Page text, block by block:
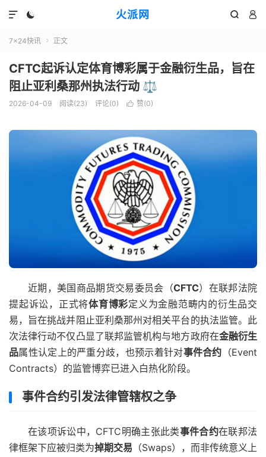
火派网
  

7×24快讯  正文
CFTC起诉认定体育博彩属于金融衍生品，旨在
阻止亚利桑那州执法行动 ⚖️
2026-04-09 阅读(23) 评论(0)  赞(0)
近期，美国商品期货交易委员会（CFTC）在联邦法院
提起诉讼，正式将体育博彩定义为金融范畴内的衍生品交
易，旨在挑战并阻止亚利桑那州对相关平台的执法监管。此
次法律行动不仅凸显了联邦监管机构与地方政府在金融衍生
品属性认定上的严重分歧，也预示着针对事件合约 （Event
Contracts）的监管博弈已进入白热化阶段。
事件合约引发法律管辖权之争
在该项诉讼中，CFTC明确主张此类事件合约在联邦法
律框架下应被归类为掉期交易 （Swaps），而非传统意义上